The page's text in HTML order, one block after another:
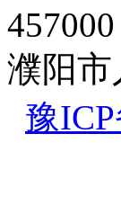
457000
濮阳
豫